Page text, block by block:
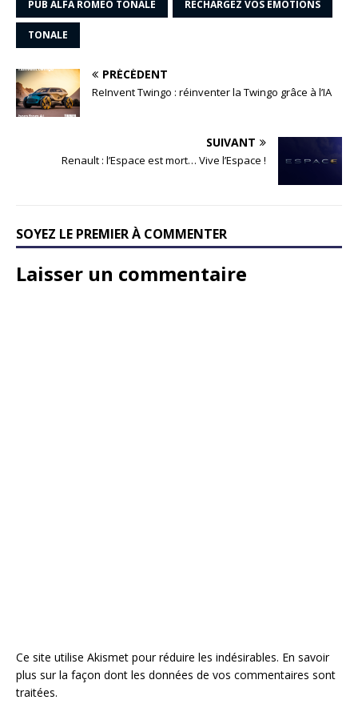
PUB ALFA ROMEO TONALE RECHARGEZ VOS ÉMOTIONS
TONALE
PRÉCÉDENT
ReInvent Twingo : réinventer la Twingo grâce à l’IA
SUIVANT
Renault : l’Espace est mort… Vive l’Espace !
SOYEZ LE PREMIER À COMMENTER
Laisser un commentaire
Ce site utilise Akismet pour réduire les indésirables. En savoir
plus sur la façon dont les données de vos commentaires sont
traitées.